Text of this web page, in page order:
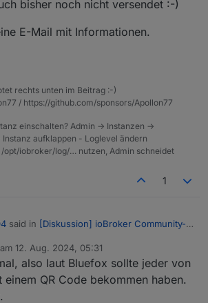
bitte schauen, ob da was schiefgelaufen
Transaktionscode
bisher noch nicht versendet :-)
E-Mail mit Informationen.
rechts unten im Beitrag :-)
/ https://github.com/sponsors/Apollon77
einschalten? Admin -> Instanzen ->
Instanz aufklappen - Loglevel ändern
/opt/iobroker/log/… nutzen, Admin schneidet
1
said in [Diskussion] ioBroker Community-
braunSpam war es nicht.
Kannst Du mal schauen was da schief
12. Aug. 2024, 05:31
von
also laut Bluefox sollte jeder von
einem QR Code bekommen haben.